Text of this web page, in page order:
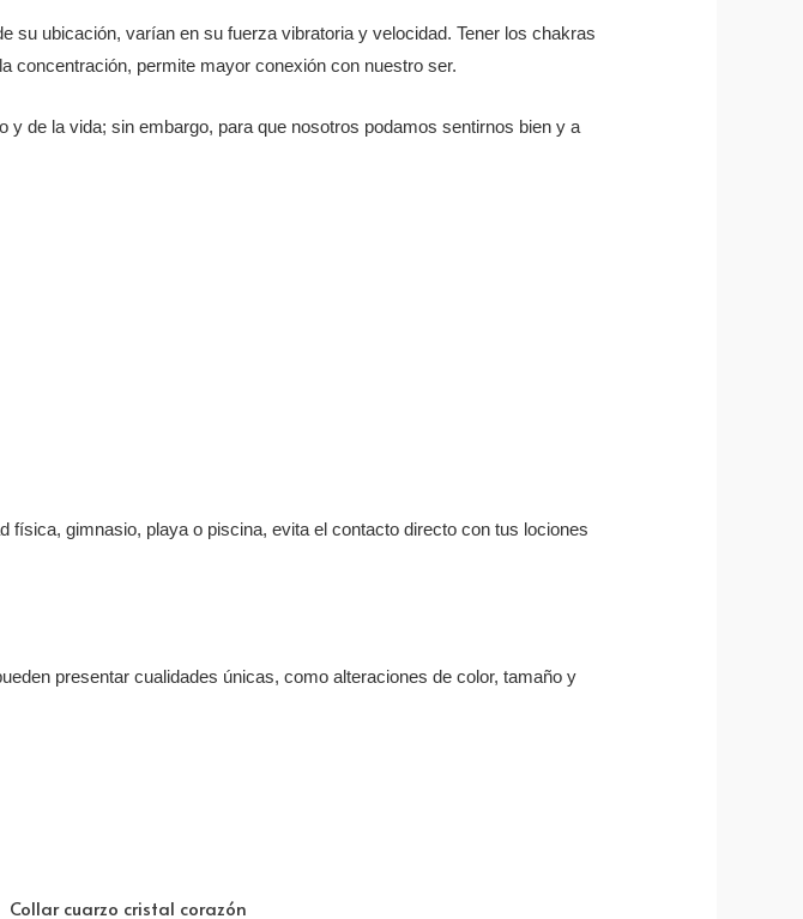
su ubicación, varían en su fuerza vibratoria y velocidad. Tener los chakras
concentración, permite mayor conexión con nuestro ser.
de la vida; sin embargo, para que nosotros podamos sentirnos bien y a
gimnasio, playa o piscina, evita el contacto directo con tus lociones
presentar cualidades únicas, como alteraciones de color, tamaño y
Collar cuarzo cristal corazón